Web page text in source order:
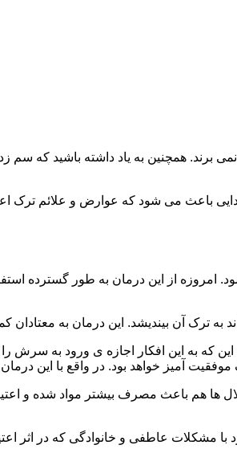
می شود و معمولاً ۱ نفر از هر ۵۰۰ نفر جان سالم به در نمی
باعث می شود که عوارض و علائم ترک
ترک آن بیندیشد. این درمان به معتادان
که به این افکار اجازه ی ورود به سرش
آمیز خواهد بود. در واقع با این
ها هم باعث مصرف بیشتر مواد شده و
با مشکلات عاطفی و خانوادگی که در